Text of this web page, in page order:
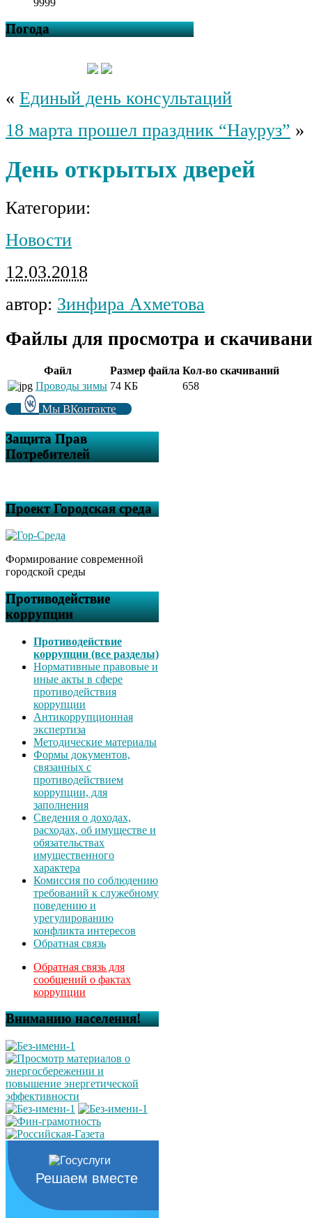
Погода
« Единый день консультаций
18 марта прошел праздник “Науруз” »
День открытых дверей
Категории:
Новости
12.03.2018
автор: Зинфира Ахметова
Файлы для просмотра и
Файл Размер файла Кол-во скачиваний
Проводы зимы 74 КБ 658
Мы ВКонтакте
Защита Прав
Потребителей
Проект Городская среда
Формирование современной
городской среды
Противодействие
коррупции
Противодействие
коррупции (все разделы)
Нормативные правовые и
иные акты в сфере
противодействия
коррупции
Антикоррупционная
экспертиза
Методические материалы
Формы документов,
связанных с
противодействием
коррупции, для
заполнения
Сведения о доходах,
расходах, об имуществе и
обязательствах
имущественного
характера
Комиссия по соблюдению
требований к служебному
поведению и
урегулированию
конфликта интересов
Обратная связь
Обратная связь для
сообщений о фактах
коррупции
Вниманию населения!
Решаем вместе